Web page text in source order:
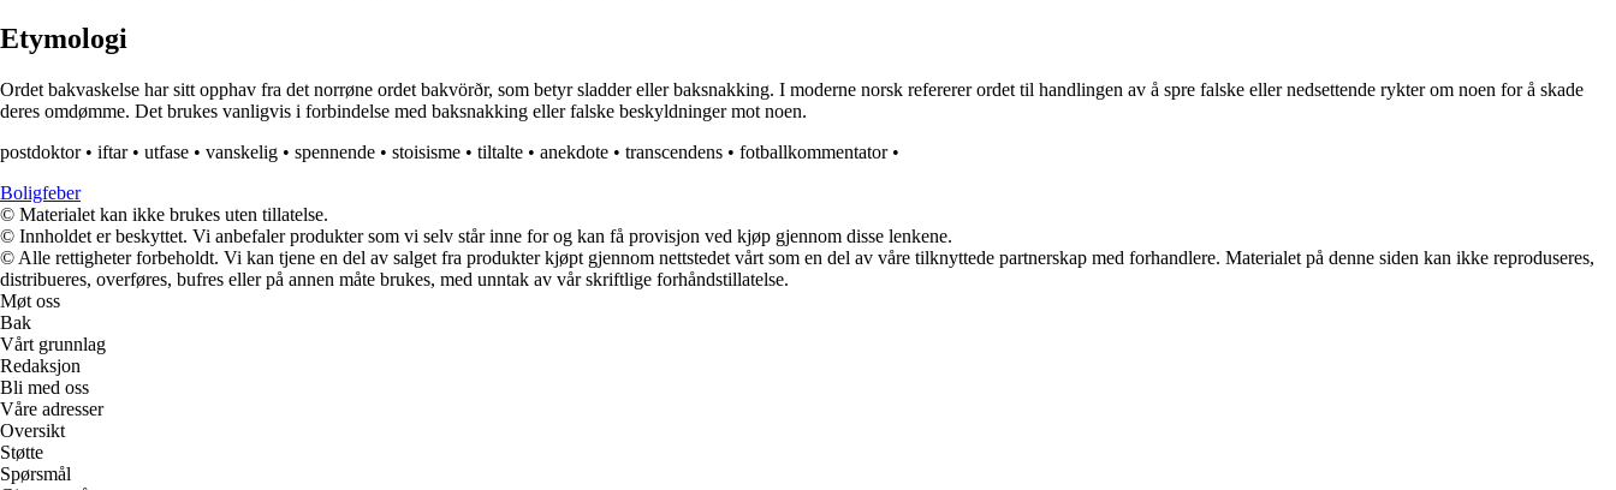
Etymologi
Ordet bakvaskelse har sitt opphav fra det norrøne ordet bakvörðr, som betyr sladder eller baksnakking. I moderne norsk refererer ordet til handlingen av å spre falske eller nedsettende rykter om noen for å skade
deres omdømme. Det brukes vanligvis i forbindelse med baksnakking eller falske beskyldninger mot noen.
postdoktor• iftar• utfase • vanskelig • spennende • stoisisme • tiltalte • anekdote • transcendens • fotballkommentator•
Boligfeber
© Materialet kan ikke brukes uten tillatelse.
© Innholdet er beskyttet. Vi anbefaler produkter som vi selv står inne for og kan få provisjon ved kjøp gjennom disse lenkene.
© Alle rettigheter forbeholdt. Vi kan tjene en del av salget fra produkter kjøpt gjennom nettstedet vårt som en del av våre tilknyttede partnerskap med forhandlere. Materialet på denne siden kan ikke reproduseres,
distribueres, overføres, bufres eller på annen måte brukes, med unntak av vår skriftlige forhåndstillatelse.
Møt oss
Bak
Vårt grunnlag
Redaksjon
Bli med oss
Våre adresser
Oversikt
Støtte
Spørsmål